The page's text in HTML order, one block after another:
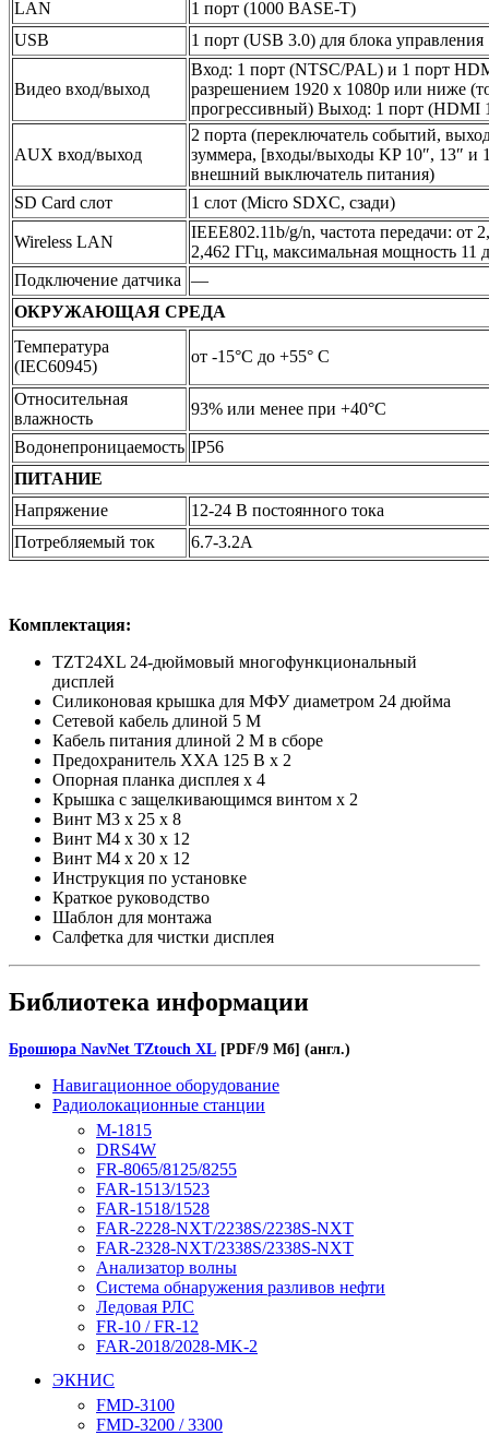
LAN
1 порт (1000 BASE-T)
USB
1 порт (USB 3.0) для блока управления
Видео вход/выход
Вход: 1 порт (NTSC/PAL) и 1 порт
разрешением 1920 x 1080p или ниже
прогрессивный) Выход: 1 порт (HDMI
AUX вход/выход
2 порта (переключатель событий,
зуммера, [входы/выходы KP 10″, 13″ и
внешний выключатель питания)
SD Card слот
1 слот (Micro SDXC, сзади)
Wireless LAN
IEEE802.11b/g/n, частота передачи: от
2,462 ГГц, максимальная мощность 11
Подключение датчика —
ОКРУЖАЮЩАЯ СРЕДА
Температура
(IEC60945)
от -15°C до +55° C
Относительная
влажность
93% или менее при +40°C
Водонепроницаемость IP56
ПИТАНИЕ
Напряжение
12-24 В постоянного тока
Потребляемый ток
6.7-3.2A
Комплектация:
TZT24XL 24-дюймовый многофункциональный
дисплей
Силиконовая крышка для МФУ диаметром 24 дюйма
Сетевой кабель длиной 5 М
Кабель питания длиной 2 М в сборе
Предохранитель XXA 125 В x 2
Опорная планка дисплея x 4
Крышка с защелкивающимся винтом x 2
Винт M3 x 25 x 8
Винт M4 x 30 x 12
Винт M4 x 20 x 12
Инструкция по установке
Краткое руководство
Шаблон для монтажа
Салфетка для чистки дисплея
Библиотека информации
Брошюра NavNet TZtouch XL [PDF/9 Мб] (англ.)
Навигационное оборудование
Радиолокационные станции
M-1815
DRS4W
FR-8065/8125/8255
FAR-1513/1523
FAR-1518/1528
FAR-2228-NXT/2238S/2238S-NXT
FAR-2328-NXT/2338S/2338S-NXT
Анализатор волны
Система обнаружения разливов нефти
Ледовая РЛС
FR-10 / FR-12
FAR-2018/2028-MK-2
ЭКНИС
FMD-3100
FMD-3200 / 3300